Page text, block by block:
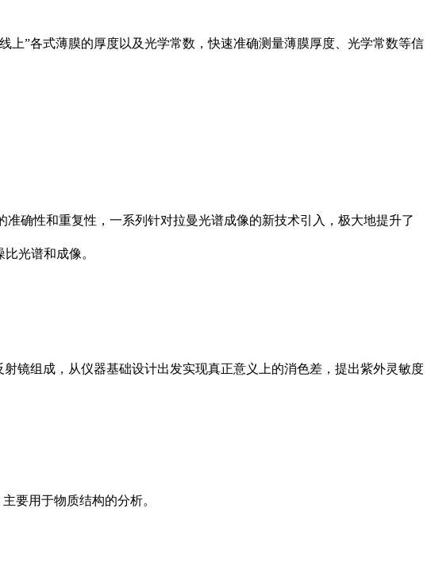
上”各式薄膜的厚度以及光学常数，快速准确测量薄膜厚度、光学常数等信
确性和重复性，一系列针对拉曼光谱成像的新技术引入，极大地提升了
光谱和成像。
镜组成，从仪器基础设计出发实现真正意义上的消色差，提出紫外灵敏度
要用于物质结构的分析。